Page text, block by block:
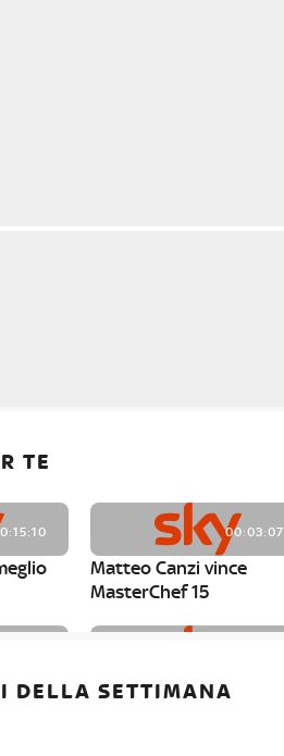
TE
00:03:07
Matteo Canzi vince
MasterChef 15
è
MasterChef 15, Matteo
DELLA SETTIMANA